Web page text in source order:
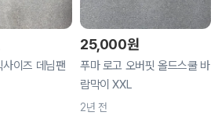
이즈 데님팬
25,000원
푸마 로고 오버핏 올드스쿨 바
람막이 XXL
2년 전